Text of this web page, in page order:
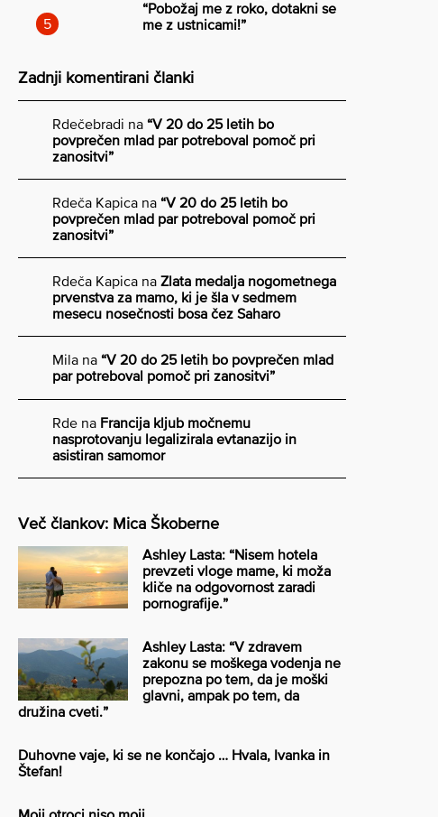
“Pobožaj me z roko, dotakni se
me z ustnicami!”
Zadnji komentirani članki
Rdečebradi na “V 20 do 25 letih bo
povprečen mlad par potreboval pomoč pri
zanositvi”
Rdeča Kapica na “V 20 do 25 letih bo
povprečen mlad par potreboval pomoč pri
zanositvi”
Rdeča Kapica na Zlata medalja nogometnega
prvenstva za mamo, ki je šla v sedmem
mesecu nosečnosti bosa čez Saharo
Mila na “V 20 do 25 letih bo povprečen mlad
par potreboval pomoč pri zanositvi”
Rde na Francija kljub močnemu
nasprotovanju legalizirala evtanazijo in
asistiran samomor
Več člankov: Mica Škoberne
Ashley Lasta: “Nisem hotela
prevzeti vloge mame, ki moža
kliče na odgovornost zaradi
pornografije.”
Ashley Lasta: “V zdravem
zakonu se moškega vodenja ne
prepozna po tem, da je moški
glavni, ampak po tem, da
družina cveti.”
Duhovne vaje, ki se ne končajo … Hvala, Ivanka in
Štefan!